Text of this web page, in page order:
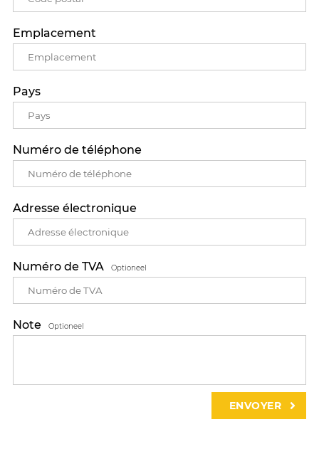
Emplacement
Pays
Numéro de téléphone
Adresse électronique
Numéro de TVA Optioneel
Note Optioneel